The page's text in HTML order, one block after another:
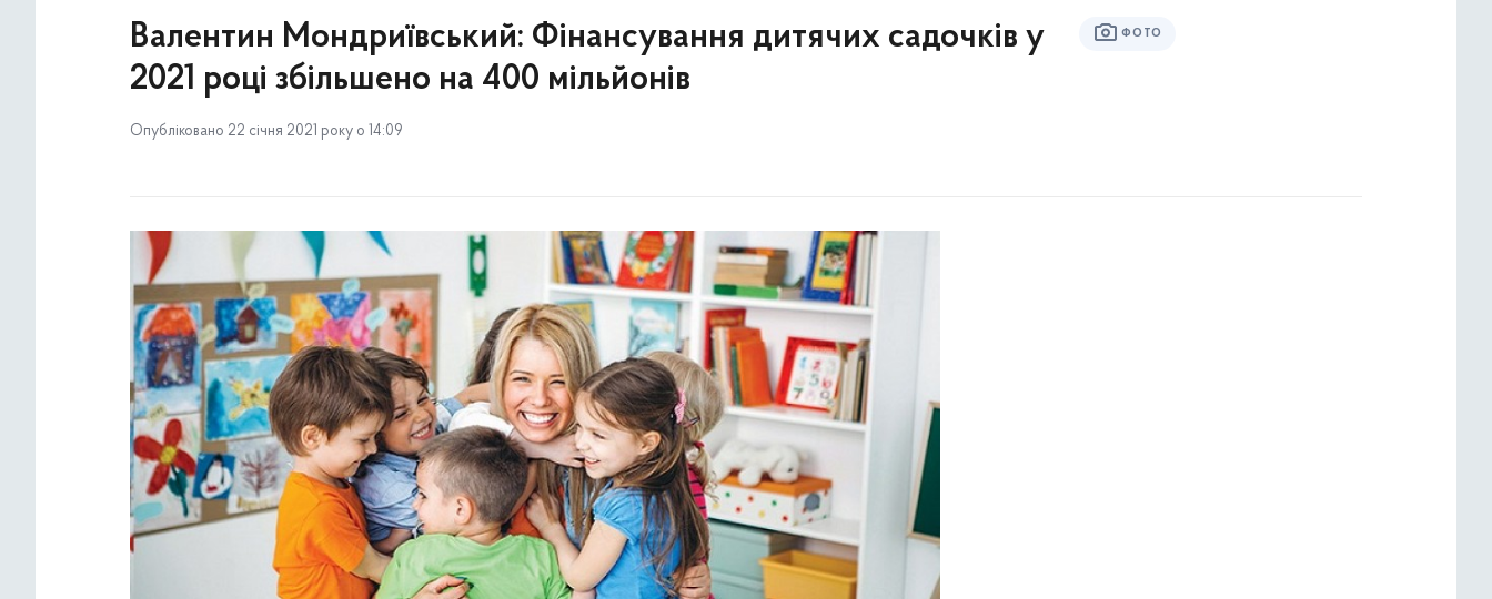
Валентин Мондриївський: Фінансування дитячих садочків у
2021 році збільшено на 400 мільйонів
Опубліковано 22 січня 2021 року о 14:09
ФОТО